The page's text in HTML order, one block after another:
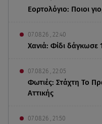
Εορτολόγιο: Ποιοι
07.08.26 , 22:40
Χανιά: Φίδι δάγκωσε
07.08.26 , 22:05
Φωτιές: Στάχτη Το
Αττικής
07.08.26 , 21:50